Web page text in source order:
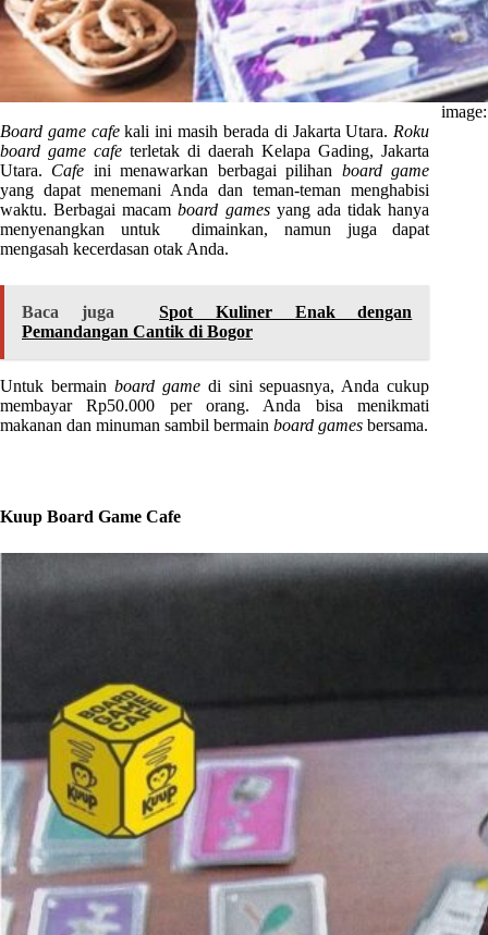
Board game cafekali ini masih berada di Jakarta Utara. Roku
board game cafe terletak di daerah Kelapa Gading, Jakarta
Utara. Cafe ini menawarkan berbagai pilihan board game
yang dapat menemani Anda dan teman-teman menghabisi
waktu. Berbagai macamboard gamesyang ada tidak hanya
menyenangkan untuk dimainkan, namun juga dapat
mengasah kecerdasan otak Anda.
Baca juga
Spot Kuliner Enak dengan
Pemandangan Cantik di Bogor
Untuk bermain board gamedi sini sepuasnya, Anda cukup
membayar Rp50.000 per orang. Anda bisa menikmati
makanan dan minuman sambil bermain board games bersama.
Kuup Board Game Cafe